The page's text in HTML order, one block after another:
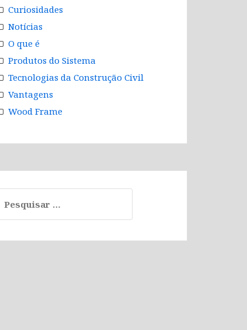
Curiosidades
Notícias
O que é
Produtos do Sistema
Tecnologias da Construção Civil
Vantagens
Wood Frame
por: